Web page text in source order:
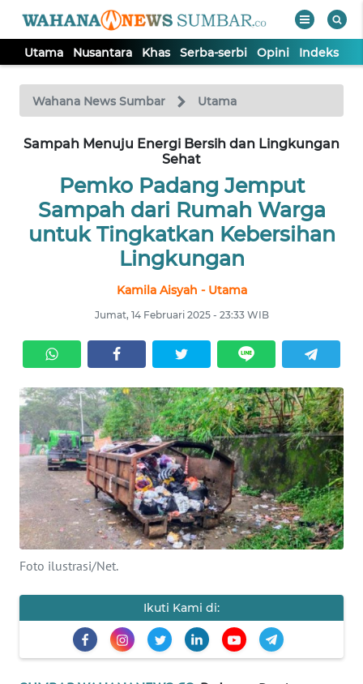
Utama Nusantara Khas Serba-serbi Opini Indeks
Wahana News Sumbar Utama
Sampah Menuju Energi Bersih dan Lingkungan
Sehat
Pemko Padang Jemput
Sampah dari Rumah Warga
untuk Tingkatkan Kebersihan
Lingkungan
Kamila Aisyah - Utama
Jumat, 14 Februari 2025 - 23:33 WIB
Foto ilustrasi/Net.
Ikuti Kami di:
TV
Tutup
UTAMA
NUSANTARA
KHAS
OPINI
Informasi
INDEKS
BERITA
KONTAK
KAMI
INFO
IKLAN
KAMI
PEDOMAN
MEDIA